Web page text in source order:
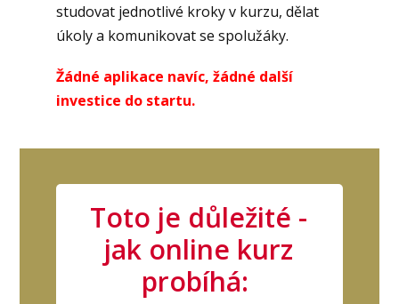
studovat jednotlivé kroky v kurzu, dělat
úkoly a komunikovat se spolužáky.
Žádné aplikace navíc, žádné další
investice do startu.
Toto je důležité -
jak online kurz
probíhá: